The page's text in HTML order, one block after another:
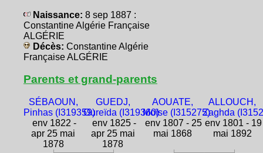
Naissance: 8 sep 1887 :
Constantine Algérie Française
ALGÉRIE
Décès: Constantine Algérie
Française ALGÉRIE
Parents et grand-parents
SÉBAOUN,
Pinhas (I319359)
env 1822 -
apr 25 mai
1878
GUEDJ,
Oureïda (I319360)
env 1825 -
apr 25 mai
1878
AOUATE,
Moïse (I315275)
env 1807 - 25
mai 1868
ALLOUCH,
Zaghda
env 1801 - 19
mai 1892